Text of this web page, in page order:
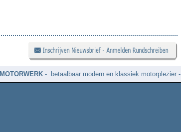
MOTORWERK- betaalbaar modern en klassiek motorplezier -